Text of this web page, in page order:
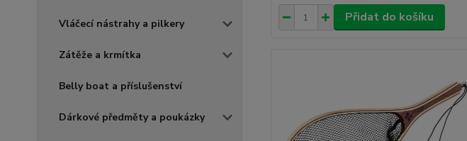
Vláčecí nástrahy a pilkery
Zátěže a krmítka
Belly boat a příslušenství
Dárkové předměty a poukázky
Přidat do košíku